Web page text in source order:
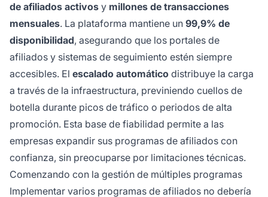
de afiliados activos y millones de transacciones
mensuales. La plataforma mantiene un 99,9% de
disponibilidad, asegurando que los portales de
afiliados y sistemas de seguimiento estén siempre
accesibles. El escalado automático distribuye la carga
a través de la infraestructura, previniendo cuellos de
botella durante picos de tráfico o periodos de alta
promoción. Esta base de fiabilidad permite a las
empresas expandir sus programas de afiliados con
confianza, sin preocuparse por limitaciones técnicas.
Comenzando con la gestión de múltiples programas
Implementar varios programas de afiliados no debería